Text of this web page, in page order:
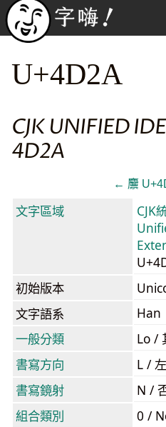
U+4D2A
CJK UNIFIED
4D2A
← 䴩
文字區域
CJK
初始版本
文字語系
Han
一般分類
Lo /
書寫方向
L /
書寫鏡射
N /
組合類別
0 /